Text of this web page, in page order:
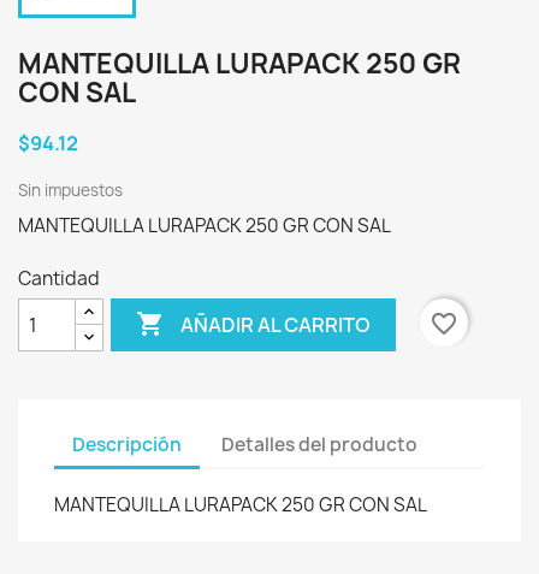
MANTEQUILLA LURAPACK 250 GR
CON SAL
$94.12
Sin impuestos
MANTEQUILLA LURAPACK 250 GR CON SAL
Cantidad
 AÑADIR AL CARRITO favorite_border
Descripción Detalles del producto
MANTEQUILLA LURAPACK 250 GR CON SAL